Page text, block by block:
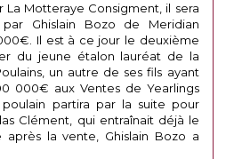
Motteraye Consigment, il sera
Ghislain Bozo de Meridian
Il est à ce jour le deuxième
du jeune étalon lauréat de la
un autre de ses fils ayant
000€ aux Ventes de Yearlings
poulain partira par la suite pour
Clément, qui entraînait déjà le
après la vente, Ghislain Bozo a